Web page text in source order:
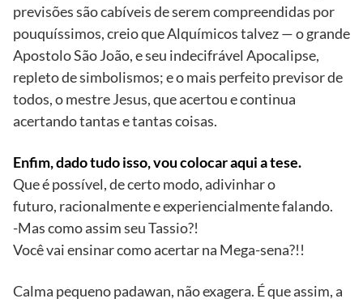
previsões são cabíveis de serem compreendidas por
pouquíssimos, creio que Alquímicos talvez — o grande
Apostolo São João, e seu indecifrável Apocalipse,
repleto de simbolismos; e o mais perfeito previsor de
todos, o mestre Jesus, que acertou e continua
acertando tantas e tantas coisas.
Enfim, dado tudo isso, vou colocar aqui a tese.
Que é possível, de certo modo, adivinhar o
futuro, racionalmente e experiencialmente falando.
-Mas como assim seu Tassio?!
Você vai ensinar como acertar na Mega-sena?!!
Calma pequeno padawan, não exagera. É que assim, a